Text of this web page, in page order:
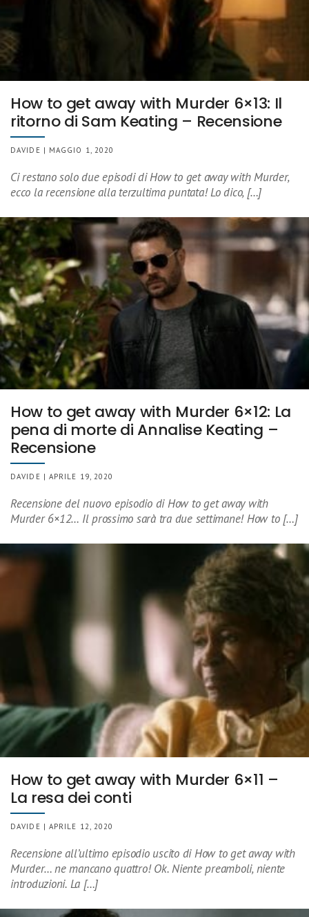
How to get away with Murder 6×13: Il
ritorno di Sam Keating – Recensione
DAVIDE | MAGGIO 1, 2020
Ci restano solo due episodi di How to get away with Murder,
ecco la recensione alla terzultima puntata! Lo dico, […]
How to get away with Murder 6×12: La
pena di morte di Annalise Keating –
Recensione
DAVIDE | APRILE 19, 2020
Recensione del nuovo episodio di How to get away with
Murder 6×12… Il prossimo sarà tra due settimane! How to […]
How to get away with Murder 6×11 –
La resa dei conti
DAVIDE | APRILE 12, 2020
Recensione all’ultimo episodio uscito di How to get away with
Murder… ne mancano quattro! Ok. Niente preamboli, niente
introduzioni. La […]